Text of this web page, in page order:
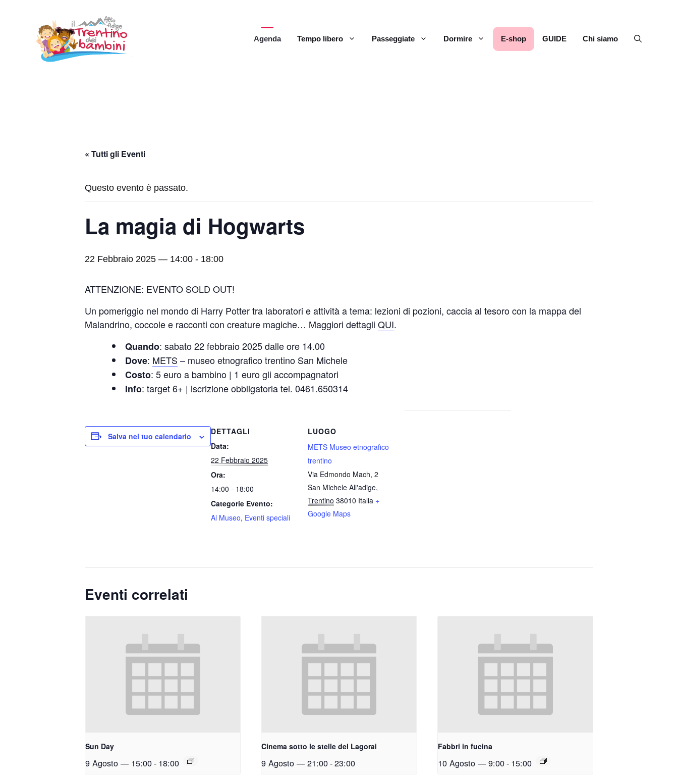
contenuto
Agenda Tempo libero Passeggiate Dormire E-shop GUIDE Chi siamo
« Tutti gli Eventi
Questo evento è passato.
La magia di Hogwarts
22 Febbraio 2025 — 14:00 - 18:00
ATTENZIONE: EVENTO SOLD OUT!
Un pomeriggio nel mondo di Harry Potter tra laboratori e attività a tema: lezioni di pozioni, caccia al tesoro con la mappa del
Malandrino, coccole e racconti con creature magiche… Maggiori dettagli QUI.
Quando: sabato 22 febbraio 2025 dalle ore 14.00
Dove: METS – museo etnografico trentino San Michele
Costo: 5 euro a bambino | 1 euro gli accompagnatori
Info: target 6+ | iscrizione obbligatoria tel. 0461.650314
Salva nel tuo calendario
DETTAGLI
Data:
22 Febbraio 2025
Ora:
14:00 - 18:00
Categorie Evento:
Al Museo, Eventi speciali
LUOGO
METS Museo etnografico
trentino
Via Edmondo Mach, 2
San Michele All'adige,
Trentino 38010 Italia +
Google Maps
Eventi correlati
Sun Day
9 Agosto — 15:00- 18:00
Cinema sotto le stelle del Lagorai
9 Agosto — 21:00-23:00
Fabbri in fucina
10 Agosto — 9:00- 15:00